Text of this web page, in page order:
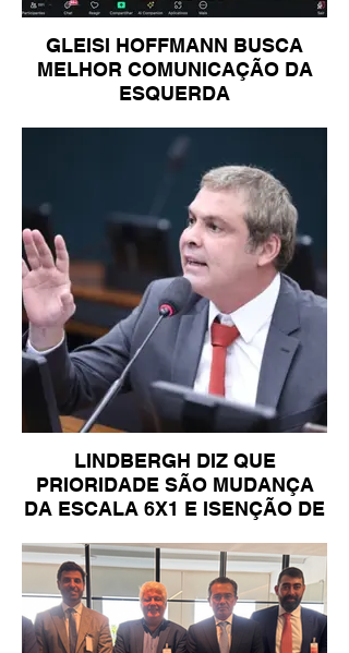
GLEISI HOFFMANN BUSCA
MELHOR COMUNICAÇÃO DA
ESQUERDA
LINDBERGH DIZ QUE
PRIORIDADE SÃO MUDANÇA
DA ESCALA 6X1 E ISENÇÃO DE